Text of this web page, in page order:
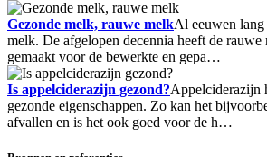
Gezonde melk, rauwe melkAl eeuwen
melk. De afgelopen decennia heeft de rauwe
gemaakt voor de bewerkte en gepa…
Is appelciderazijn gezond?Appelciderazijn
gezonde eigenschappen. Zo kan het
afvallen en is het ook goed voor de h…